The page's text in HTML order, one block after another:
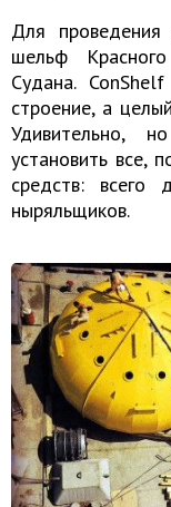
Для проведения
шельф
Судана.
строение, а
Удивительно,
установить все,
средств:
ныряльщиков.